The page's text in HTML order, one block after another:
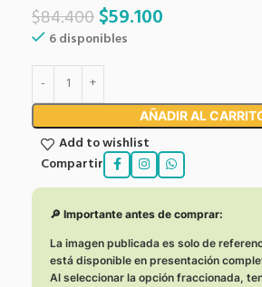
$84.400$59.100
6 disponibles
AÑADIR AL
Add to wishlist
Compartir
🔎 Importante antes de comprar:
La imagen publicada es solo de
está disponible en presentación
Al seleccionar la opción fraccionada,